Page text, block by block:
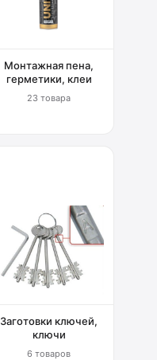
Монтажная пена,
герметики, клеи
23 товара
Заготовки ключей,
ключи
6 товаров